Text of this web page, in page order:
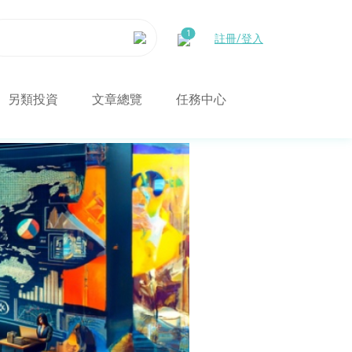
註冊/登入
另類投資 文章總覽 任務中心